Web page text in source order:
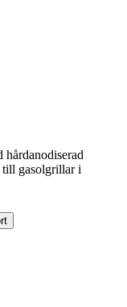
till gasolgrillar i